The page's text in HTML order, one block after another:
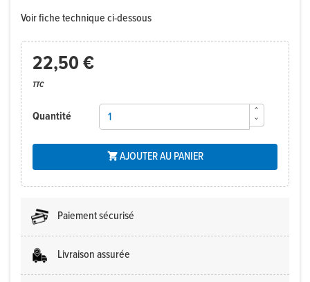
Voir fiche technique ci-dessous
22,50 €
TTC
Quantité
AJOUTER AU PANIER
Paiement sécurisé
Livraison assurée